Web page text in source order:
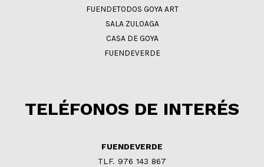
FUENDETODOS GOYA ART
SALA ZULOAGA
CASA DE GOYA
FUENDEVERDE
TELÉFONOS DE INTERÉS
FUENDEVERDE
TLF. 976 143 867